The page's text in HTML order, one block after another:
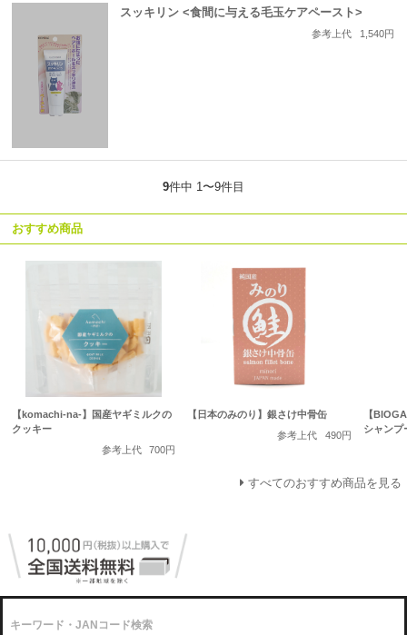
スッキリン <食間に与える毛玉ケアペースト>
参考上代 1,540円
9件中 1〜9件目
おすすめ商品
【komachi-na-】国産ヤギミルクの
クッキー
参考上代
700円
【日本のみのり】銀さけ中骨缶
参考上代
490円
【
シャンプ
すべてのおすすめ商品を見る
キーワード・JANコード検索